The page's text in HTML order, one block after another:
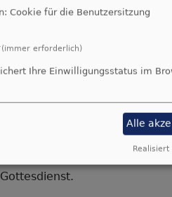
Etwas ganz Besonderes:
manchmal "on Tour",
diesmal ist der
Es gibt am Startplatz in der
Kirche eine Wundertüte, in
Gottesdienst.
Cookie für die Benutzersitzung
(immer erforderlich)
Ihre Einwilligungsstatus im
Alle